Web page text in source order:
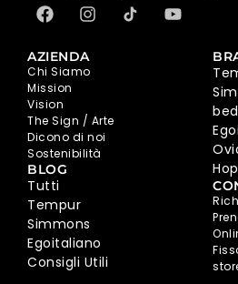
AZIENDA
Chi Siamo
Mission
Vision
The Sign / Arte
Dicono di noi
Sostenibilità
BLOG
Tutti
Tempur
Simmons
Egoitaliano
Consigli Utili